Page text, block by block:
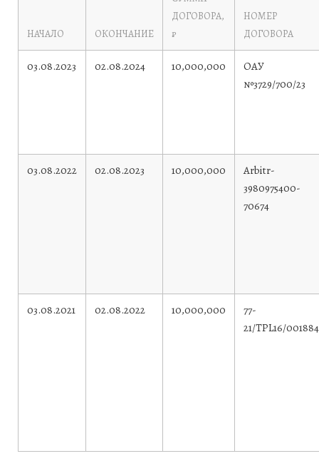
НАЧАЛО ОКОНЧАНИЕ
ДОГОВОРА,
₽
НОМЕР
ДОГОВОРА
03.08.2023 02.08.2024 10,000,000
ОАУ
№3729/700/23
03.08.2022 02.08.2023 10,000,000
Arbitr-
3980975400-
70674
03.08.2021 02.08.2022 10,000,000
77-
21/TPL16/001884